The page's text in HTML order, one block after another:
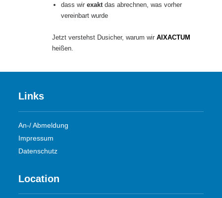
dass wir exaktdas abrechnen, was vorher
vereinbart wurde
Jetzt verstehst Dusicher, warum wir AIXACTUM
heißen.
Links
An-/ Abmeldung
Impressum
Datenschutz
Location